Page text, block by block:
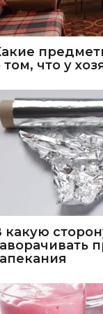
том, что у
какую